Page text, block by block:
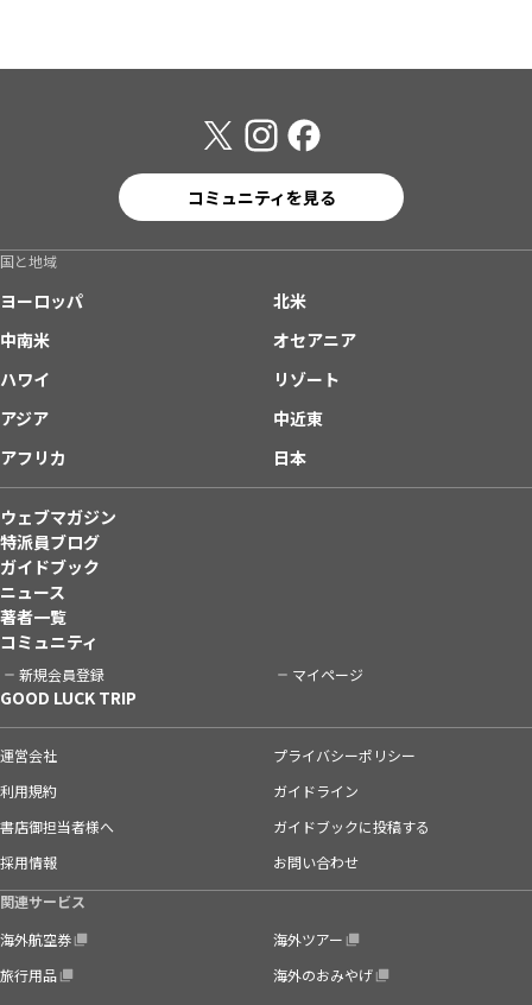
コミュニティを見る
国と地域
ヨーロッパ
北米
中南米
オセアニア
ハワイ
リゾート
アジア
中近東
アフリカ
日本
ウェブマガジン
特派員ブログ
ガイドブック
ニュース
著者一覧
コミュニティ
新規会員登録 マイページ
GOOD LUCK TRIP
運営会社
プライバシーポリシー
利用規約
ガイドライン
書店御担当者様へ
ガイドブックに投稿する
採用情報
お問い合わせ
関連サービス
海外航空券
海外ツアー
旅行用品
海外のおみやげ